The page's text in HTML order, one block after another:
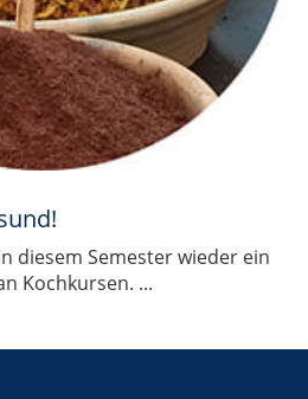
diesem Semester wieder ein
Kochkursen. ...